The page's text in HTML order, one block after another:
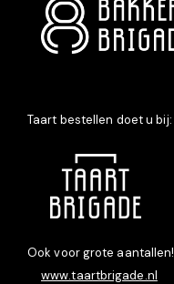
Taart bestellen doet u bij:
Ook voor grote aantallen!
www.taartbrigade.nl